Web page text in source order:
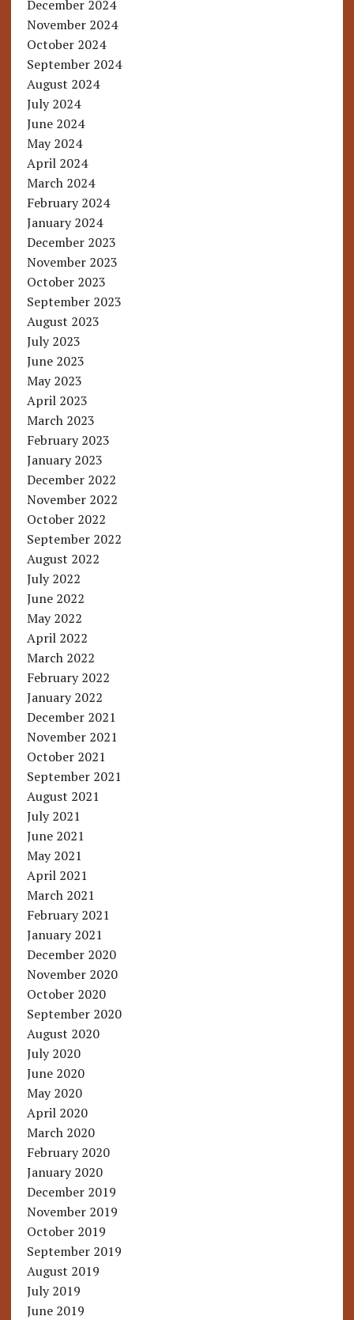
December 2024
November 2024
October 2024
September 2024
August 2024
July 2024
June 2024
May 2024
April 2024
March 2024
February 2024
January 2024
December 2023
November 2023
October 2023
September 2023
August 2023
July 2023
June 2023
May 2023
April 2023
March 2023
February 2023
January 2023
December 2022
November 2022
October 2022
September 2022
August 2022
July 2022
June 2022
May 2022
April 2022
March 2022
February 2022
January 2022
December 2021
November 2021
October 2021
September 2021
August 2021
July 2021
June 2021
May 2021
April 2021
March 2021
February 2021
January 2021
December 2020
November 2020
October 2020
September 2020
August 2020
July 2020
June 2020
May 2020
April 2020
March 2020
February 2020
January 2020
December 2019
November 2019
October 2019
September 2019
August 2019
July 2019
June 2019